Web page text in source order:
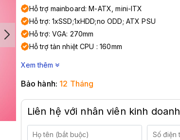
Hỗ trợ mainboard: M-ATX, mini-ITX
Hỗ trợ: 1xSSD;1xHDD;no ODD; ATX PSU
Hỗ trợ: VGA: 270mm
Hỗ trợ tản nhiệt CPU : 160mm
Xem thêm
Bảo hành: 12 Tháng
Liên hệ với nhân viên kinh doanh